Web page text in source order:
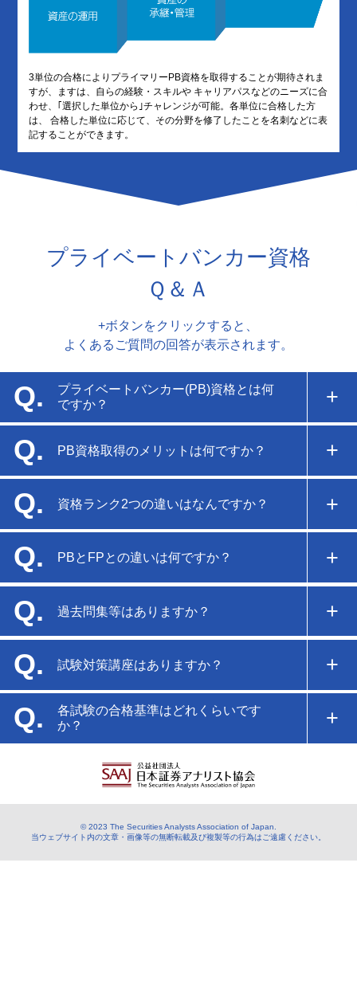
3単位の合格によりプライマリーPB資格を取得することが期待されま
すが、ますは、自らの経験・スキルや キャリアパスなどのニーズに合
わせ、｢選択した単位から｣チャレンジが可能。各単位に合格した方
は、 合格した単位に応じて、その分野を修了したことを名刺などに表
記することができます。
プライベートバンカー資格
Ｑ＆Ａ
+ボタンをクリックすると、
よくあるご質問の回答が表示されます。
Q.
プライベートバンカー(PB)資格とは何
ですか？
Q. PB資格取得のメリットは何ですか？
＋
Q. 資格ランク2つの違いはなんですか？
＋
Q. PBとFPとの違いは何ですか？
＋
Q. 過去問集等はありますか？
＋
Q. 試験対策講座はありますか？
＋
Q.
各試験の合格基準はどれくらいです
か？
© 2023 The Securities Analysts Association of Japan.
当ウェブサイト内の文章・画像等の無断転載及び複製等の行為はご遠慮ください。